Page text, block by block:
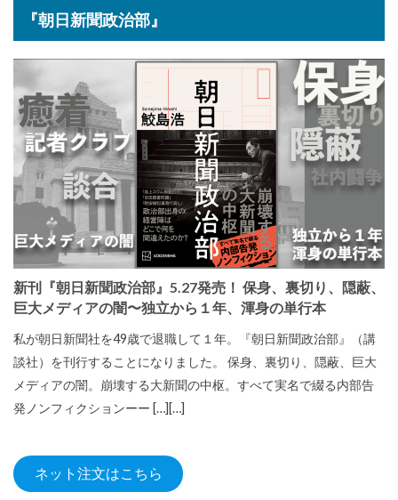
『朝日新聞政治部』
新刊『朝日新聞政治部』5.27発売！ 保身、裏切り、隠蔽、
巨大メディアの闇〜独立から１年、渾身の単行本
私が朝日新聞社を49歳で退職して１年。『朝日新聞政治部』（講
談社）を刊行することになりました。 保身、裏切り、隠蔽、巨大
メディアの闇。崩壊する大新聞の中枢。すべて実名で綴る内部告
発ノンフィクションーー […][…]
ネット注文はこちら